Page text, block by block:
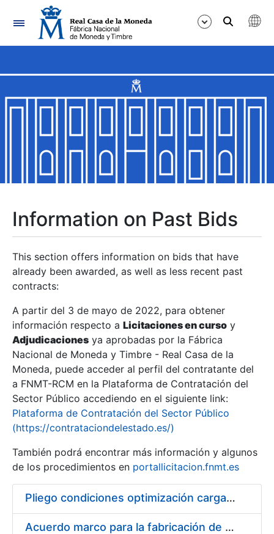
Navigation
Show/Hide
Show/Hide
Show/Hide
Show/Hide
Show/Hide
Show/Hide
Information on Past Bids
This section offers information on bids that have
already been awarded, as well as less recent past
contracts:
A partir del 3 de mayo de 2022, para obtener
información respecto a Licitaciones en curso y
Adjudicaciones ya aprobadas por la Fábrica
Nacional de Moneda y Timbre - Real Casa de la
Moneda, puede acceder al perfil del contratante del
a FNMT-RCM en la Plataforma de Contratación del
Sector Público accediendo en el siguiente link:
Plataforma de Contratación del Sector Público
(https://contrataciondelestado.es/)
También podrá encontrar más información y algunos
de los procedimientos en portallicitacion.fnmt.es
Pliego condiciones optimización cargas compras firmado
Acuerdo marco para la fabricación de piezas